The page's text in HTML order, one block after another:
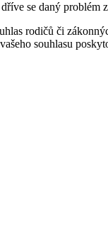
se daný problém
rodičů či
souhlasu